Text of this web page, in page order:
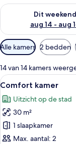
Dit weekend
aug 14 - aug
De beschikbaarheid
Beschikbare
filters
voor
kamers
Alle kamers 2 bedden
14 van 14 kamers
Alle
foto's
voor
Comfort
kamer
laden
5
Comfort kamer
Uitzicht op de stad
30 m²
1 slaapkamer
Max. aantal: 2